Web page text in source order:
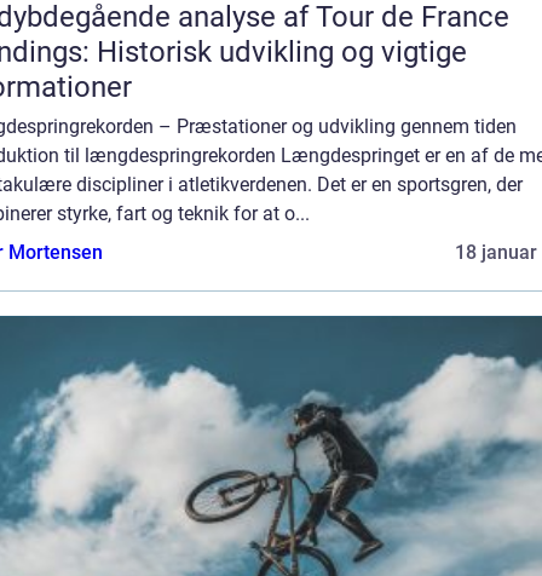
analyse af Tour de France
Historisk udvikling og vigtige
– Præstationer og udvikling gennem tiden
til længdespringrekorden Længdespringet er en af de
discipliner i atletikverdenen. Det er en sportsgren, der
styrke, fart og teknik for at o...
Mortensen
18 januar